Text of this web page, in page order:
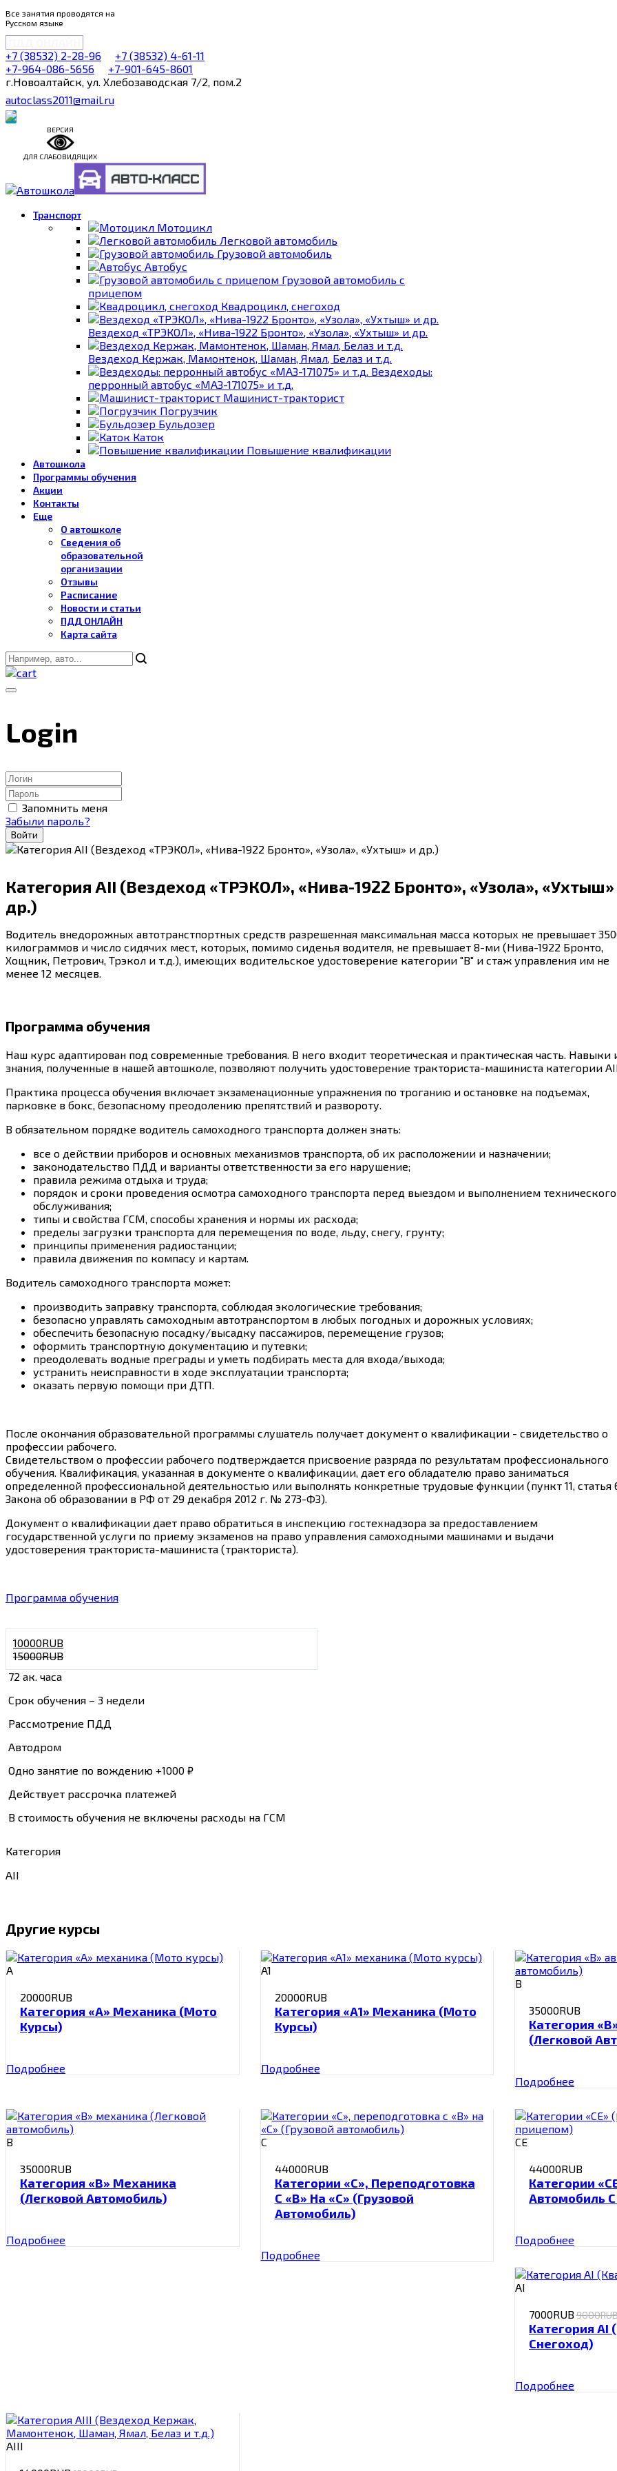
Все занятия проводятся на
Русском языке
+7 (38532) 2-28-96
+7 (38532) 4-61-11
+7-964-086-5656
+7-901-645-8601
г.Новоалтайск, ул. Хлебозаводская 7/2, пом.2
autoclass2011@mail.ru
ВЕРСИЯ
ДЛЯ СЛАБОВИДЯЩИХ
Транспорт
Мотоцикл
Легковой автомобиль
Грузовой автомобиль
Автобус
Грузовой автомобиль с
прицепом
Квадроцикл, снегоход
Вездеход «ТРЭКОЛ», «Нива-1922 Бронто», «Узола», «Ухтыш» и др.
Вездеход Кержак, Мамонтенок, Шаман, Ямал, Белаз и т.д.
Вездеходы:
перронный автобус «МАЗ-171075» и т.д.
Машинист-тракторист
Погрузчик
Бульдозер
Каток
Повышение квалификации
Автошкола
Программы обучения
Акции
Контакты
Еще
О автошколе
Сведения об
образовательной
организации
Отзывы
Расписание
Новости и статьи
ПДД ОНЛАЙН
Карта сайта
Login
Запомнить меня
Забыли пароль?
Войти
Категория АII (Вездеход «ТРЭКОЛ», «Нива-1922 Бронто», «Узола»,
др.)
Водитель внедорожных автотранстпортных средств разрешенная максимальная масса которых не превышает
килограммов и число сидячих мест, которых, помимо сиденья водителя, не превышает 8-ми (Нива-1922 Бронто,
Хощник, Петрович, Трэкол и т.д.), имеющих водительское удостоверение категории "В" и стаж управления им не
менее 12 месяцев.
Программа обучения
Наш курс адаптирован под современные требования. В него входит теоретическая и практическая часть. Навыки
знания, полученные в нашей автошколе, позволяют получить удостоверение тракториста-машиниста категории
Практика процесса обучения включает экзаменационные упражнения по троганию и остановке на подъемах,
парковке в бокс, безопасному преодолению препятствий и развороту.
В обязательном порядке водитель самоходного транспорта должен знать:
все о действии приборов и основных механизмов транспорта, об их расположении и назначении;
законодательство ПДД и варианты ответственности за его нарушение;
правила режима отдыха и труда;
порядок и сроки проведения осмотра самоходного транспорта перед выездом и выполнением технического
обслуживания;
типы и свойства ГСМ, способы хранения и нормы их расхода;
пределы загрузки транспорта для перемещения по воде, льду, снегу, грунту;
принципы применения радиостанции;
правила движения по компасу и картам.
Водитель самоходного транспорта может:
производить заправку транспорта, соблюдая экологические требования;
безопасно управлять самоходным автотранспортом в любых погодных и дорожных условиях;
обеспечить безопасную посадку/высадку пассажиров, перемещение грузов;
оформить транспортную документацию и путевки;
преодолевать водные преграды и уметь подбирать места для входа/выхода;
устранить неисправности в ходе эксплуатации транспорта;
оказать первую помощи при ДТП.
После окончания образовательной программы слушатель получает документ о квалификации - свидетельство о
профессии рабочего.
Свидетельством о профессии рабочего подтверждается присвоение разряда по результатам профессионального
обучения. Квалификация, указанная в документе о квалификации, дает его обладателю право заниматься
определенной профессиональной деятельностью или выполнять конкретные трудовые функции (пункт 11, статья
Закона об образовании в РФ от 29 декабря 2012 г. № 273-ФЗ).
Документ о квалификации дает право обратиться в инспекцию гостехнадзора за предоставлением
государственной услуги по приему экзаменов на право управления самоходными машинами и выдачи
удостоверения тракториста-машиниста (тракториста).
Программа обучения
10000RUB
15000RUB
72 ак. часа
Срок обучения – 3 недели
Рассмотрение ПДД
Автодром
Одно занятие по вождению +1000 ₽
Действует рассрочка платежей
В стоимость обучения не включены расходы на ГСМ
Категория
АII
Другие курсы
A
20000RUB
Категория «А» Механика (Мото
Курсы)
Подробнее
A1
20000RUB
Категория «А1» Механика (Мото
Курсы)
Подробнее
B
35000RUB
Категория
(Легковой
Подробнее
B
35000RUB
Категория «В» Механика
(Легковой Автомобиль)
Подробнее
C
44000RUB
Категории «С», Переподготовка
С «В» На «С» (Грузовой
Автомобиль)
Подробнее
СЕ
44000RUB
Категории
Автомобиль
Подробнее
АI
7000RUB
Категория АI
Снегоход)
Подробнее
АIII